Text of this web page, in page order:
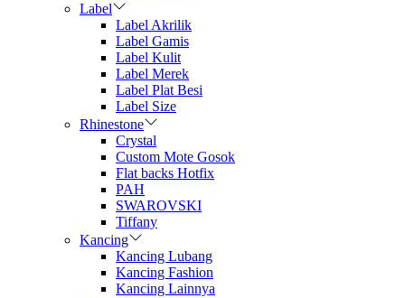
Label
Label Akrilik
Label Gamis
Label Kulit
Label Merek
Label Plat Besi
Label Size
Rhinestone
Crystal
Custom Mote Gosok
Flat backs Hotfix
PAH
SWAROVSKI
Tiffany
Kancing
Kancing Lubang
Kancing Fashion
Kancing Lainnya